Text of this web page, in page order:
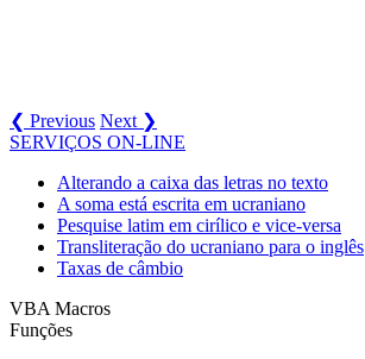
❮ Previous Next ❯
SERVIÇOS ON-LINE
Alterando a caixa das letras no texto
A soma está escrita em ucraniano
Pesquise latim em cirílico e vice-versa
Transliteração do ucraniano para o inglês
Taxas de câmbio
VBA Macros
Funções